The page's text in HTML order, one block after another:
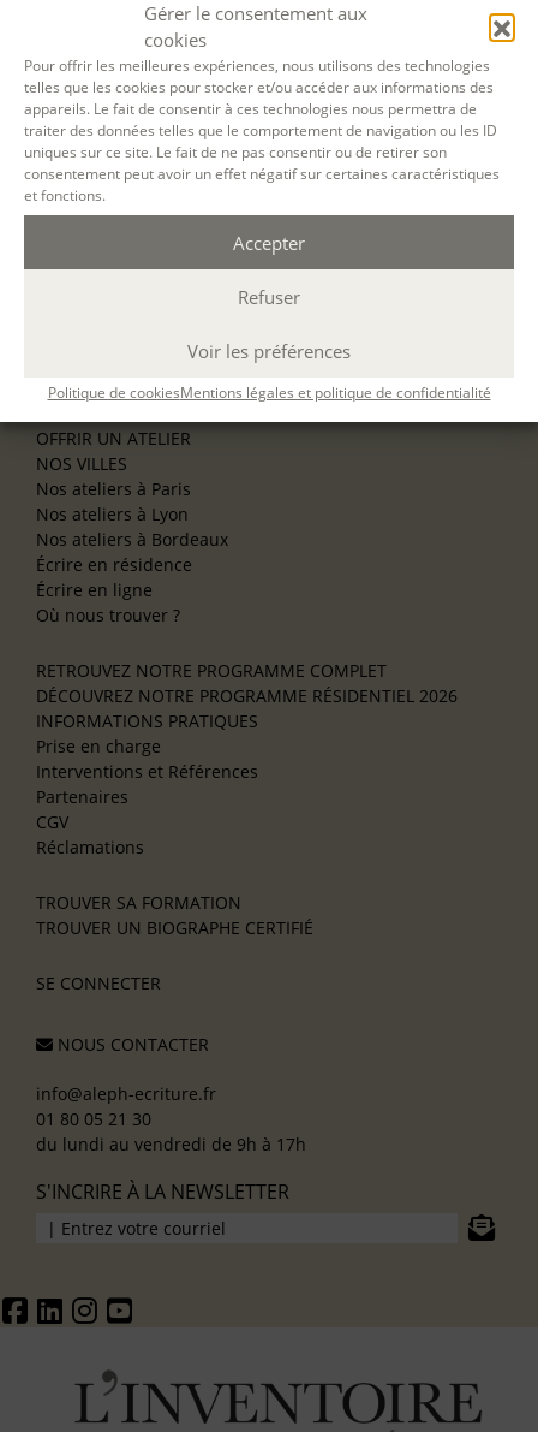
Gérer le consentement aux
cookies
Pour offrir les meilleures expériences, nous utilisons des technologies
telles que les cookies pour stocker et/ou accéder aux informations des
appareils. Le fait de consentir à ces technologies nous permettra de
traiter des données telles que le comportement de navigation ou les ID
uniques sur ce site. Le fait de ne pas consentir ou de retirer son
consentement peut avoir un effet négatif sur certaines caractéristiques
et fonctions.
Accepter
Refuser
Voir les préférences
Politique de cookiesMentions légales et politique de confidentialité
Sauf mention contraire, il n’y a pas de modalité d’accès et les
inscriptions à nos activités sont ouvertes jusqu’au dernier
jour ouvré précédant l’ouverture, dans la limite des places
disponibles. Si vous souhaitez faire prendre en charge votre
formation (Afdas, France Travail…), la demande d’inscription
est à effectuer au plus tard un mois avant le début de la
formation.
NOS ATELIERS
Les stages pour artistes-auteurs
Se former à l’animation
OFFRIR UN ATELIER
NOS VILLES
Nos ateliers à Paris
Nos ateliers à Lyon
Nos ateliers à Bordeaux
Écrire en résidence
Écrire en ligne
Où nous trouver ?
RETROUVEZ NOTRE PROGRAMME COMPLET
DÉCOUVREZ NOTRE PROGRAMME RÉSIDENTIEL 2026
INFORMATIONS PRATIQUES
Prise en charge
Interventions et Références
Partenaires
CGV
Réclamations
TROUVER SA FORMATION
TROUVER UN BIOGRAPHE CERTIFIÉ
SE CONNECTER
NOUS CONTACTER
info@aleph-ecriture.fr
01 80 05 21 30
du lundi au vendredi de 9h à 17h
S'INCRIRE À LA NEWSLETTER